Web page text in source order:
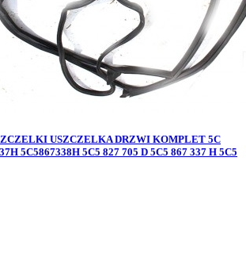
USZCZELKA DRZWI KOMPLET 5C
5C5867338H 5C5 827 705 D 5C5 867 337 H 5C5